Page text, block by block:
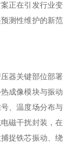
正在引发行业变
测性维护的新范
器关键部位部署
成像模块与振动
、温度场分布与
磁干扰封装，在
捉铁芯振动、绕